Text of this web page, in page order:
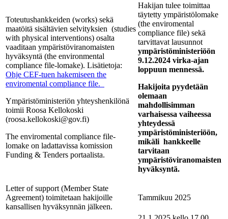
Toteutushankkeiden (works) sekä
maatöitä sisältävien selvityksien (studies
with physical interventions) osalta
vaaditaan ympäristöviranomaisten
hyväksyntä (the environmental
compliance file-lomake). Lisätietoja:
Ohje CEF-tuen hakemiseen the
enviromental compliance file.
Ympäristöministeriön yhteyshenkilönä
toimii Roosa Kellokoski
(roosa.kellokoski@gov.fi)
The enviromental compliance file-
lomake on ladattavissa komission
Funding & Tenders portaalista.
Hakijan tulee toimittaa
täytetty ympäristölomake
(the enviromental
compliance file) sekä
tarvittavat lausunnot
ympäristöministeriöön
9.12.2024 virka-ajan
loppuun mennessä.
Hakijoita pyydetään
olemaan
mahdollisimman
varhaisessa vaiheessa
yhteydessä
ympäristöministeriöön,
mikäli hankkeelle
tarvitaan
ympäristöviranomaisten
hyväksyntä.
Letter of support (Member State
Agreement) toimitetaan hakijoille
kansallisen hyväksynnän jälkeen.
Tammikuu 2025